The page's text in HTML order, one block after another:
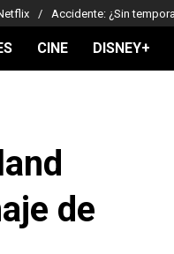
Accidente: ¿Sin
CINE DISNEY+
de